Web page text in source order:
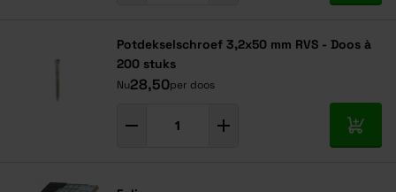
Potdekselschroef 3,2x50 mm RVS - Doos à
200 stuks
Nu28,50per doos
In